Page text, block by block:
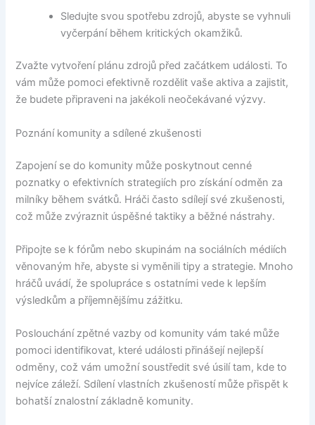
Sledujte svou spotřebu zdrojů, abyste se vyhnuli
vyčerpání během kritických okamžiků.
Zvažte vytvoření plánu zdrojů před začátkem události. To
vám může pomoci efektivně rozdělit vaše aktiva a zajistit,
že budete připraveni na jakékoli neočekávané výzvy.
Poznání komunity a sdílené zkušenosti
Zapojení se do komunity může poskytnout cenné
poznatky o efektivních strategiích pro získání odměn za
milníky během svátků. Hráči často sdílejí své zkušenosti,
což může zvýraznit úspěšné taktiky a běžné nástrahy.
Připojte se k fórům nebo skupinám na sociálních médiích
věnovaným hře, abyste si vyměnili tipy a strategie. Mnoho
hráčů uvádí, že spolupráce s ostatními vede k lepším
výsledkům a příjemnějšímu zážitku.
Poslouchání zpětné vazby od komunity vám také může
pomoci identifikovat, které události přinášejí nejlepší
odměny, což vám umožní soustředit své úsilí tam, kde to
nejvíce záleží. Sdílení vlastních zkušeností může přispět k
bohatší znalostní základně komunity.